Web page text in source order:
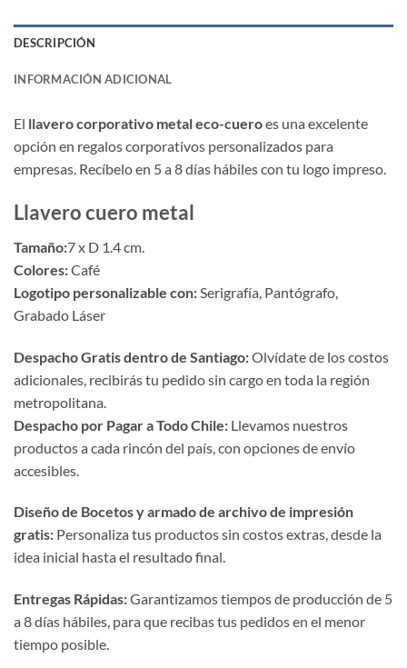
DESCRIPCIÓN
INFORMACIÓN ADICIONAL
El llavero corporativo metal eco-cueroes una excelente
opción en regalos corporativos personalizados para
empresas. Recíbelo en 5 a 8 días hábiles con tu logo impreso.
Llavero cuero metal
Tamaño:7 x D 1.4 cm.
Colores:Café
Logotipo personalizable con: Serigrafía, Pantógrafo,
Grabado Láser
Despacho Gratis dentro de Santiago:Olvídate de los costos
adicionales, recibirás tu pedido sin cargo en toda la región
metropolitana.
Despacho por Pagar a Todo Chile: Llevamos nuestros
productos a cada rincón del país, con opciones de envío
accesibles.
Diseño de Bocetos y armado de archivo de impresión
gratis: Personaliza tus productos sin costos extras, desde la
idea inicial hasta el resultado final.
Entregas Rápidas:Garantizamos tiempos de producción de 5
a 8 días hábiles, para que recibas tus pedidos en el menor
tiempo posible.